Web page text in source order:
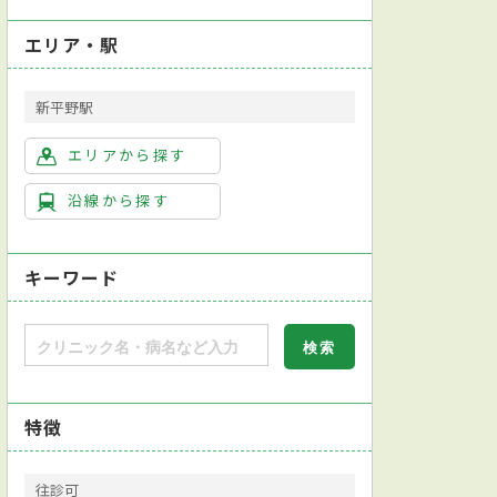
エリア・駅
新平野駅
エリアから探す
沿線から探す
キーワード
特徴
往診可